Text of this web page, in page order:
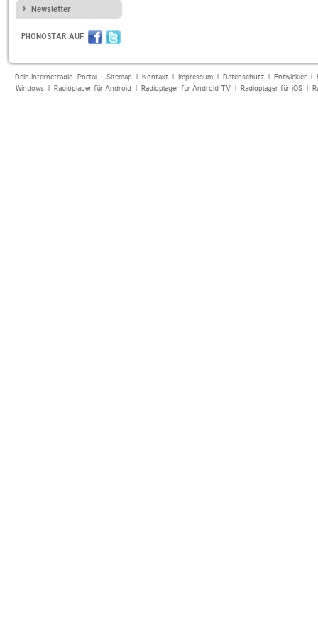
Newsletter
PHONOSTAR AUF
Dein Internetradio-Portal : Sitemap| Kontakt| Impressum| Datenschutz| Entwickler|
Windows| Radioplayer für Android| Radioplayer für Android TV| Radioplayer für iOS|